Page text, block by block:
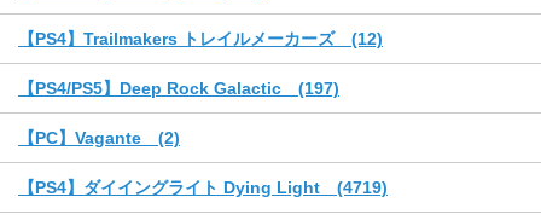
【PS4】Trailmakers トレイルメーカーズ (12)
【PS4/PS5】Deep Rock Galactic (197)
【PC】Vagante (2)
【PS4】ダイイングライト Dying Light (4719)